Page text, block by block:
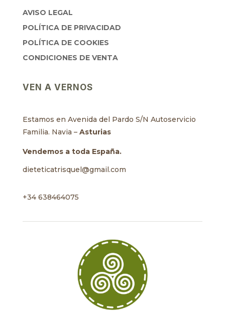
AVISO LEGAL
POLÍTICA DE PRIVACIDAD
POLÍTICA DE COOKIES
CONDICIONES DE VENTA
VEN A VERNOS
Estamos en Avenida del Pardo S/N Autoservicio
Familia. Navia – Asturias
Vendemos a toda España.
dieteticatrisquel@gmail.com
+34 638464075